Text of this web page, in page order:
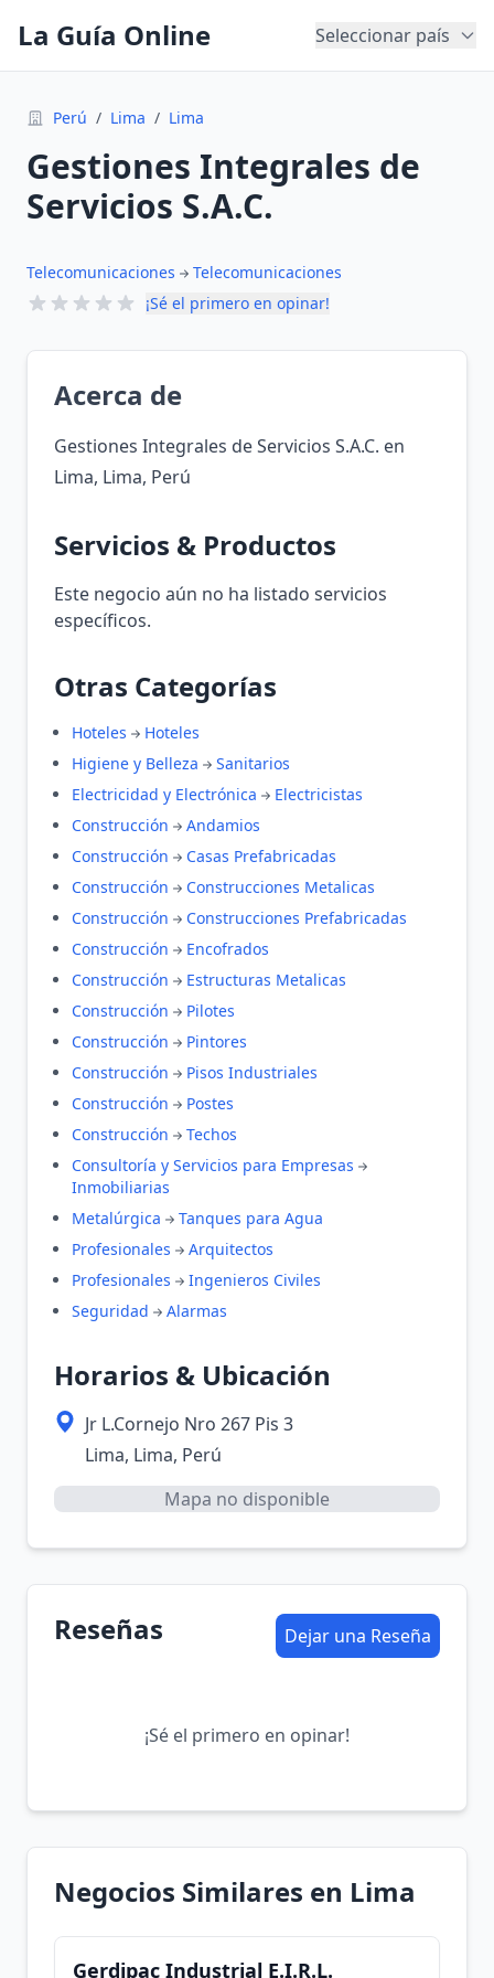
La Guía Online Seleccionar país
Perú / Lima / Lima
Gestiones Integrales de
Servicios S.A.C.
Telecomunicaciones
Telecomunicaciones
¡Sé el primero en opinar!
Acerca de
Gestiones Integrales de Servicios S.A.C. en
Lima, Lima, Perú
Servicios & Productos
Este negocio aún no ha listado servicios
específicos.
Otras Categorías
Hoteles
Hoteles
Higiene y Belleza
Sanitarios
Electricidad y Electrónica
Electricistas
Construcción
Andamios
Construcción
Casas Prefabricadas
Construcción
Construcciones Metalicas
Construcción
Construcciones Prefabricadas
Construcción
Encofrados
Construcción
Estructuras Metalicas
Construcción
Pilotes
Construcción
Pintores
Construcción
Pisos Industriales
Construcción
Postes
Construcción
Techos
Consultoría y Servicios para Empresas
Inmobiliarias
Metalúrgica
Tanques para Agua
Profesionales
Arquitectos
Profesionales
Ingenieros Civiles
Seguridad
Alarmas
Horarios & Ubicación
Jr L.Cornejo Nro 267 Pis 3
Lima, Lima, Perú
Mapa no disponible
Reseñas Dejar una Reseña
¡Sé el primero en opinar!
Negocios Similares en Lima
Gerdipac Industrial E.I.R.L.